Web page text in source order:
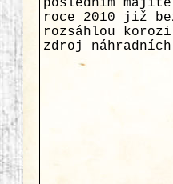
posledním
roce 2010 již
rozsáhlou
zdroj